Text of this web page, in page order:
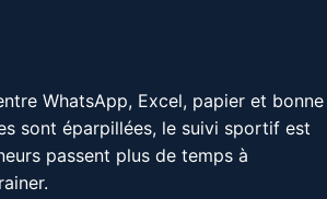
WhatsApp, Excel, papier et bonne
sont éparpillées, le suivi sportif est
passent plus de temps à